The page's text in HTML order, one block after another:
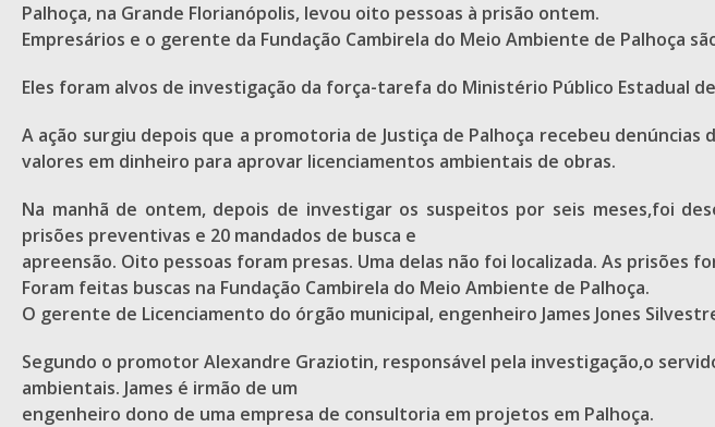
Palhoça, na Grande Florianópolis, levou oito pessoas à prisão ontem.
Empresários e o gerente da Fundação Cambirela do Meio Ambiente de Palhoça
Eles foram alvos de investigação da força-tarefa do Ministério Público Estadual
A ação surgiu depois que a promotoria de Justiça de Palhoça recebeu
valores em dinheiro para aprovar licenciamentos ambientais de obras.
Na manhã de ontem, depois de investigar os suspeitos por seis meses,foi
prisões preventivas e 20 mandados de busca e
apreensão. Oito pessoas foram presas. Uma delas não foi localizada. As prisões
Foram feitas buscas na Fundação Cambirela do Meio Ambiente de Palhoça.
O gerente de Licenciamento do órgão municipal, engenheiro James Jones
Segundo o promotor Alexandre Graziotin, responsável pela investigação,o
ambientais. James é irmão de um
engenheiro dono de uma empresa de consultoria em projetos em Palhoça.